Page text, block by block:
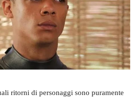
ritorni di personaggi sono puramente